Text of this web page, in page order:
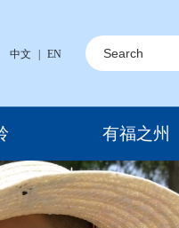
中文 EN
有福之州